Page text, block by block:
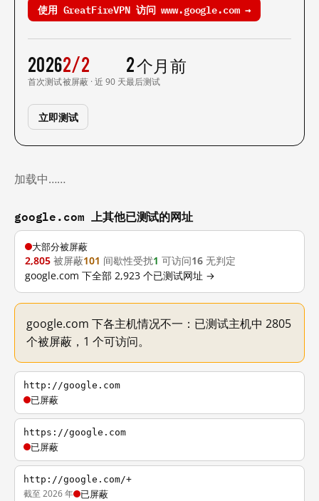
使用 GreatFireVPN 访问 www.google.com →
2026
首次测试
2/2
被屏蔽 · 近 90 天
2 个月前
最后测试
立即测试
加载中……
google.com 上其他已测试的网址
大部分被屏蔽
2,805 被屏蔽101 间歇性受扰1 可访问16 无判定
google.com 下全部 2,923 个已测试网址 →
google.com 下各主机情况不一：已测试主机中 2805
个被屏蔽，1 个可访问。
http://google.com
已屏蔽
https://google.com
已屏蔽
http://google.com/+
截至 2026 年 已屏蔽